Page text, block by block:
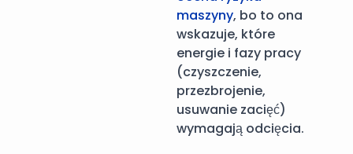
maszyny, bo to ona
wskazuje, które
energie i fazy pracy
(czyszczenie,
przezbrojenie,
usuwanie zacięć)
wymagają odcięcia.